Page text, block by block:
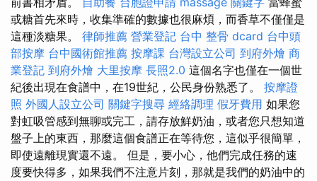
或糖首先來時，收集準確的數據也很麻煩，而香草不僅僅是
這種淡糖果。 律師推薦 營業登記 台中 整骨 dcard 台中頭
部按摩 台中國術館推薦 按摩課 台灣設立公司 到府外燴 商
業登記 到府外燴 大里按摩 長照2.0 這個名字也僅在一個世
紀後出現在食譜中，在19世紀，公民身份熟悉了。 按摩證
照 外國人設立公司 關鍵字搜尋 經絡調理 假牙費用 如果您
對虹吸管感到無聊或完工，請存放鮮奶油，或者您只想知道
盤子上的東西，那麼這個食譜正在等待您，這似乎很簡單，
即使遠離現實還不遠。 但是，要小心，他們完成任務的速
度要快得多，如果我們不注意片刻，那就是我們的奶油中的